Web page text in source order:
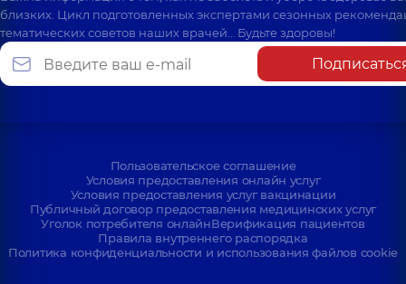
близких. Цикл подготовленных экспертами сезонных
тематических советов наших врачей… Будьте здоровы!
Пользовательское соглашение
Условия предоставления онлайн услуг
Условия предоставления услуг вакцинации
Публичный договор предоставления медицинских услуг
Уголок потребителя онлайнВерификация пациентов
Правила внутреннего распорядка
Политика конфиденциальности и использования файлов cookie